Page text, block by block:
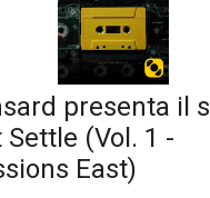
presenta il
Settle (Vol. 1 -
East)